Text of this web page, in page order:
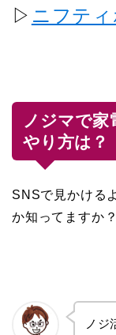
▷ ニフテ
ノジマで家
やり方は？
SNSで見かける
か知ってますか？
ノジ